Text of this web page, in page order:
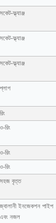
সকেট-ফ্ল্যাঞ্জ
সকেট-ফ্ল্যাঞ্জ
সকেট-ফ্ল্যাঞ্জ
প্লাগ
রিং
ও-রিং
ও-রিং
ও-রিং
সহজ বৃত্ত
জ্বালানী ইনজেকশন পাইপ
এবং নজল